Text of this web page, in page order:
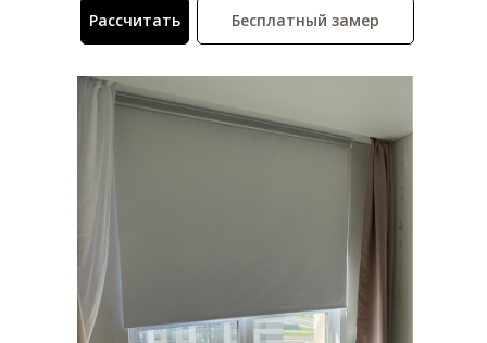
Бесплатный замер
Рассчитать